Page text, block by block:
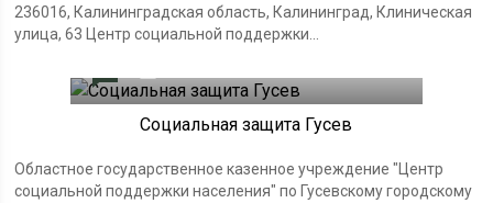
236016, Калининградская область, Калининград, Клиническая
улица, 63 Центр социальной поддержки...
Социальная защита Гусев
Областное государственное казенное учреждение "Центр
социальной поддержки населения" по Гусевскому городскому